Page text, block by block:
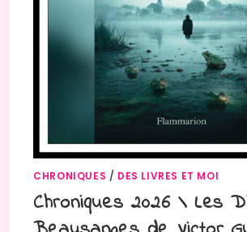
CHRONIQUES / DES LIVRES ET MOI
Chroniques 2026 \ Les